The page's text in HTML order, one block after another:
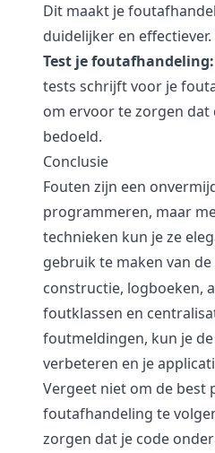
Dit maakt je
duidelijker en effectiever.
Test je foutafhandeling:
tests schrijft voor je
om ervoor te zorgen dat
bedoeld.
Conclusie
Fouten zijn een
programmeren, maar
technieken kun je ze
gebruik te maken van de
constructie, logboeken,
foutklassen en
foutmeldingen, kun je
verbeteren en je
Vergeet niet om de best
foutafhandeling te
zorgen dat je code